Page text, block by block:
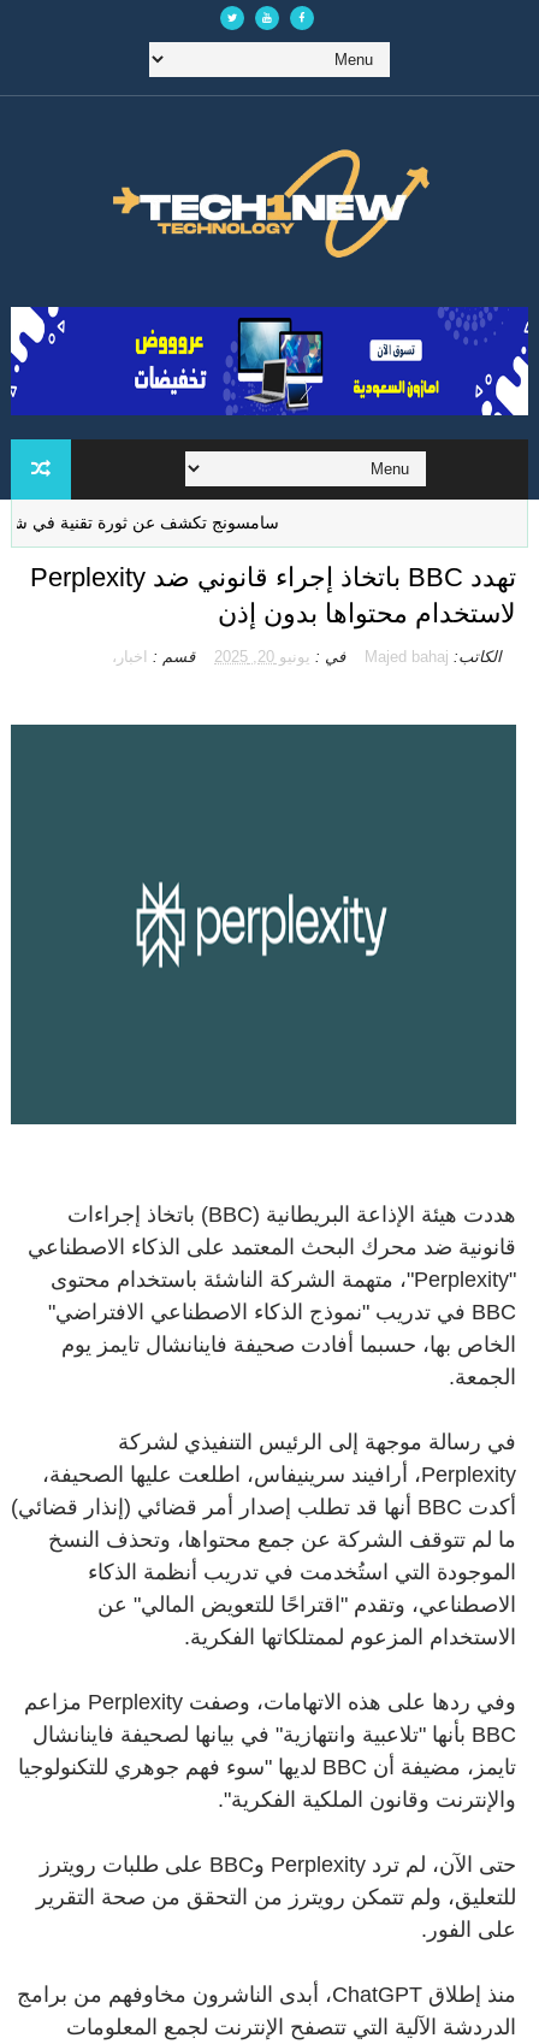
سامسونج تكشف عن ثورة تقنية في شاشات
تهدد BBC باتخاذ إجراء قانوني ضد Perplexity
لاستخدام محتواها بدون إذن
الكاتب: Majed bahaj في : يونيو 20, 2025 قسم : اخبار،
هددت هيئة الإذاعة البريطانية (BBC) باتخاذ إجراءات
قانونية ضد محرك البحث المعتمد على الذكاء الاصطناعي
"Perplexity"، متهمة الشركة الناشئة باستخدام محتوى
BBC في تدريب "نموذج الذكاء الاصطناعي الافتراضي"
الخاص بها، حسبما أفادت صحيفة فاينانشال تايمز يوم
الجمعة.
في رسالة موجهة إلى الرئيس التنفيذي لشركة
Perplexity، أرافيند سرينيفاس، اطلعت عليها الصحيفة،
أكدت BBC أنها قد تطلب إصدار أمر قضائي (إنذار قضائي)
ما لم تتوقف الشركة عن جمع محتواها، وتحذف النسخ
الموجودة التي استُخدمت في تدريب أنظمة الذكاء
الاصطناعي، وتقدم "اقتراحًا للتعويض المالي" عن
الاستخدام المزعوم لممتلكاتها الفكرية.
وفي ردها على هذه الاتهامات، وصفت Perplexity مزاعم
BBC بأنها "تلاعبية وانتهازية" في بيانها لصحيفة فاينانشال
تايمز، مضيفة أن BBC لديها "سوء فهم جوهري للتكنولوجيا
والإنترنت وقانون الملكية الفكرية".
حتى الآن، لم ترد Perplexity وBBC على طلبات رويترز
للتعليق، ولم تتمكن رويترز من التحقق من صحة التقرير
على الفور.
منذ إطلاق ChatGPT، أبدى الناشرون مخاوفهم من برامج
الدردشة الآلية التي تتصفح الإنترنت لجمع المعلومات